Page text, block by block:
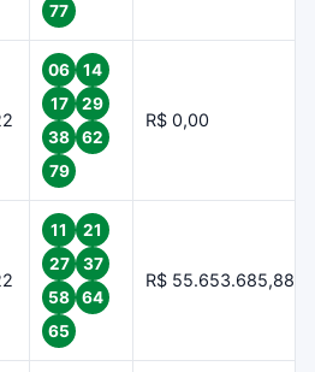
77
06
14
17
29
38
62
79
R$ 0,00
11
21
27
37
58
64
65
R$ 55.653.685,88